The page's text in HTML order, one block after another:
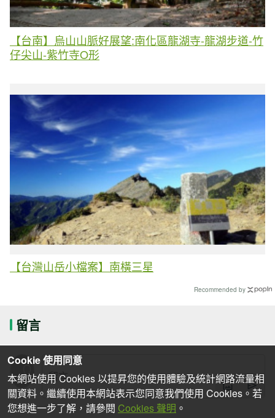
【台南】烏山山脈好展望:南化區龍湖寺-龍湖步道-竹
仔尖山-紫竹寺O形
【台灣山岳小檔案】南橫三星
Recommended by
留言
Cookie 使用同意
本網站使用 Cookies 以提昇您的使用體驗及統計網路流量相
關資料。繼續使用本網站表示您同意我們使用 Cookies。若
您想進一步了解，請參閱 Cookies 聲明 。